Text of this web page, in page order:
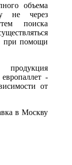
объема
не через
поиска
при помощи
-
от
в Москву